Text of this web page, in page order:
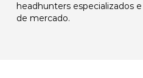
headhunters especializados
de mercado.